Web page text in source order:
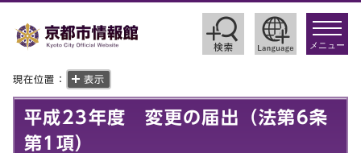
toggle
メニュー
現在位置： 表示
平成23年度 変更の届出（法第6条
第1項）